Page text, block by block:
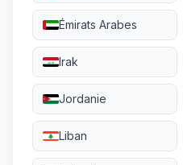
Émirats Arabes
Irak
Jordanie
Liban